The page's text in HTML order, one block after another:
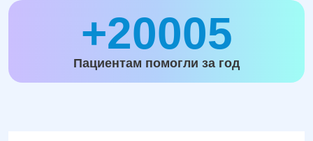
+20005
Пациентам помогли за год